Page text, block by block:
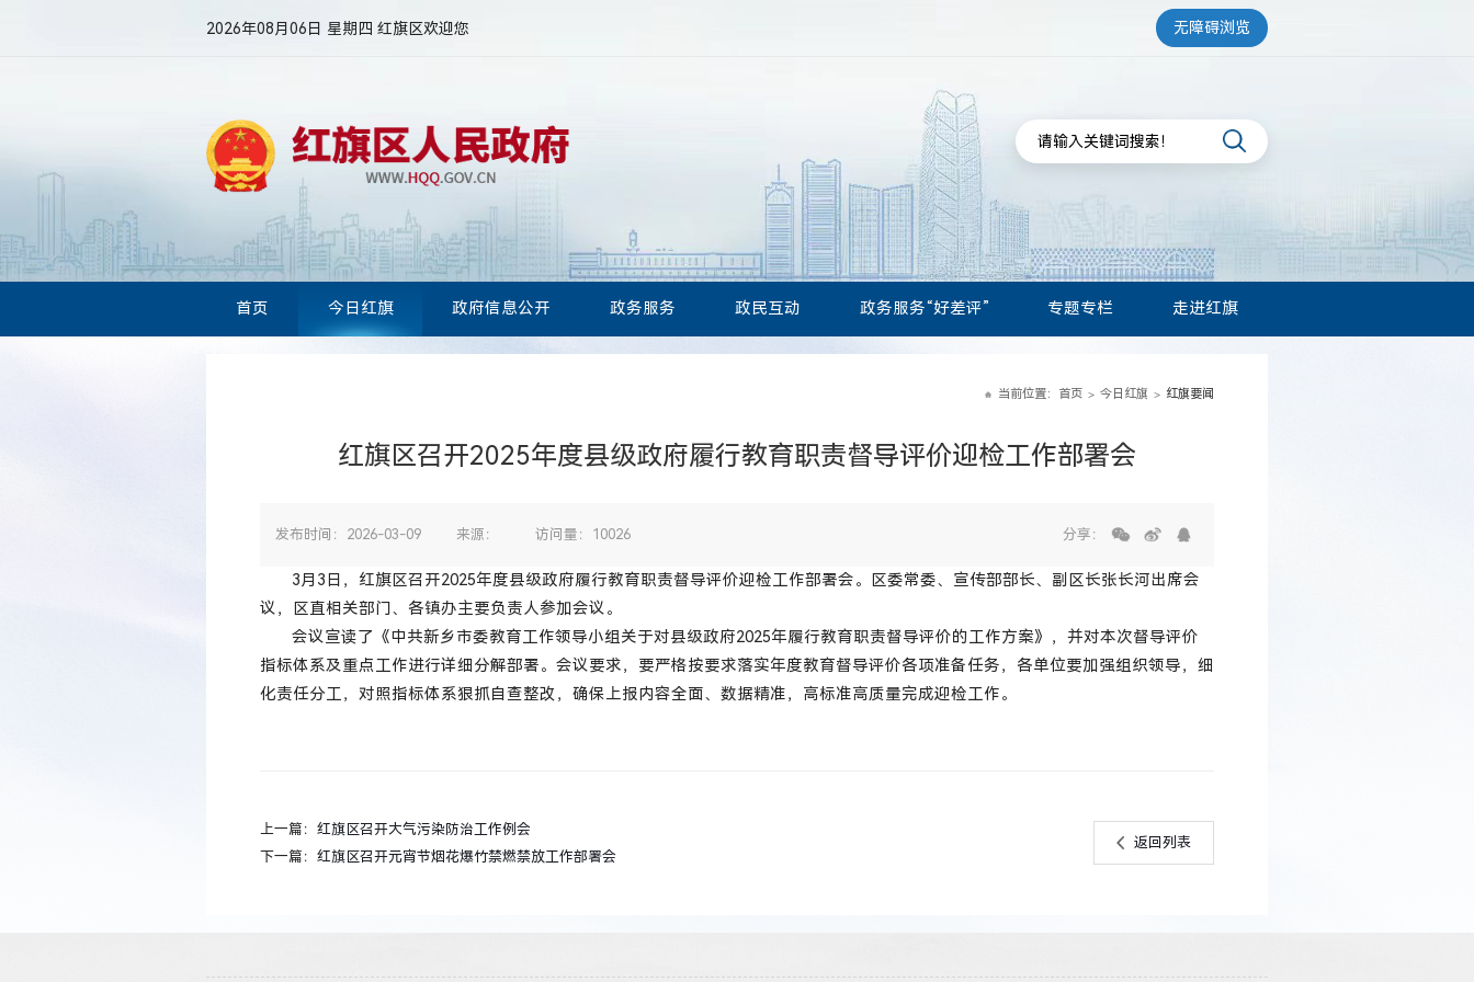
2026年08月06日 星期四 红旗区欢迎您 无障碍浏览
首页 今日红旗 政府信息公开 政务服务 政民互动 政务服务“好差评” 专题专栏 走进红旗
当前位置： 首页 > 今日红旗 > 红旗要闻
红旗区召开2025年度县级政府履行教育职责督导评价迎检工作部署会
发布时间：2026-03-09 来源： 访问量：10026 分享：
3月3日，红旗区召开2025年度县级政府履行教育职责督导评价迎检工作部署会。区委常委、宣传部部长、副区长张长河出席会
议，区直相关部门、各镇办主要负责人参加会议。
会议宣读了《中共新乡市委教育工作领导小组关于对县级政府2025年履行教育职责督导评价的工作方案》，并对本次督导评价
指标体系及重点工作进行详细分解部署。会议要求，要严格按要求落实年度教育督导评价各项准备任务，各单位要加强组织领导，细
化责任分工，对照指标体系狠抓自查整改，确保上报内容全面、数据精准，高标准高质量完成迎检工作。
上一篇： 红旗区召开大气污染防治工作例会
下一篇： 红旗区召开元宵节烟花爆竹禁燃禁放工作部署会
返回列表